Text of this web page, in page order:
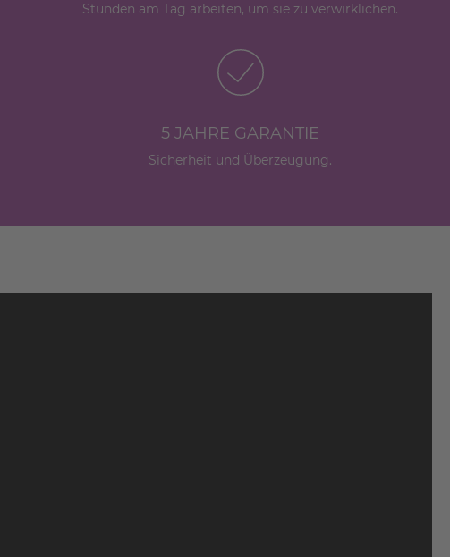
Stunden am Tag arbeiten, um sie zu verwirklichen.
5 JAHRE GARANTIE
Sicherheit und Überzeugung.